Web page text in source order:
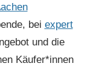
bei expert
und die
Käufer*innen